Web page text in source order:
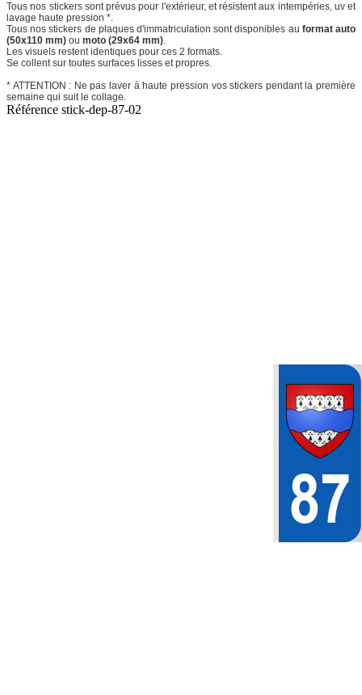
Tous nos stickers sont prévus pour l'extérieur, et résistent aux intempéries, uv et
lavage haute pression *.
Tous nos stickers de plaques d'immatriculation sont disponibles au format auto
(50x110 mm) ou moto (29x64 mm).
Les visuels restent identiques pour ces 2 formats.
Se collent sur toutes surfaces lisses et propres.
* ATTENTION : Ne pas laver à haute pression vos stickers pendant la première
semaine qui suit le collage.
Référence stick-dep-87-02